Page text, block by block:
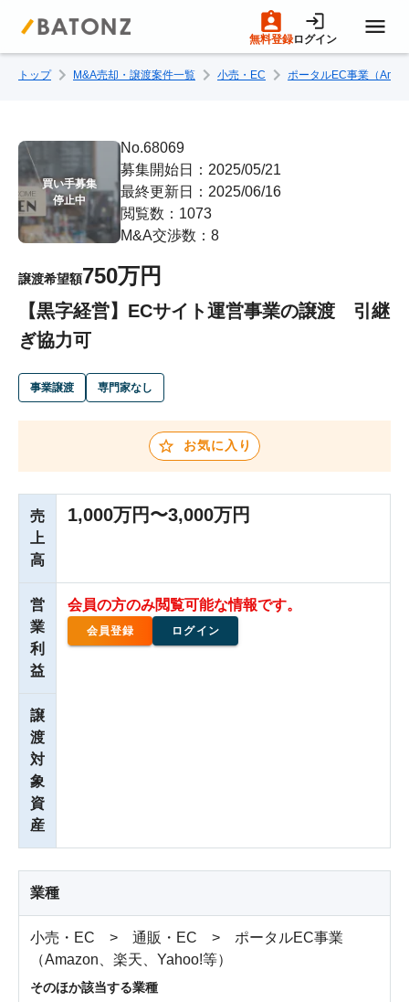
無料登録ログイン
トップページ
M&A案件一覧
売りたい方へ
成約事例
M&A専門家の方へ
トップ M&A売却・譲渡案件一覧 小売・EC ポータルEC事業（
買い手募集
停止中
No.68069
募集開始日：2025/05/21
最終更新日：2025/06/16
閲覧数：1073
M&A交渉数：8
譲渡希望額750万円
【黒字経営】ECサイト運営事業の譲渡 引継
ぎ協力可
事業譲渡 専門家なし
お気に入り
売
上
高
1,000万円〜3,000万円
営
業
利
益
会員の方のみ閲覧可能な情報です。
会員登録 ログイン
譲
渡
対
象
資
産
業種
小売・EC > 通販・EC > ポータルEC事業
（Amazon、楽天、Yahoo!等）
そのほか該当する業種